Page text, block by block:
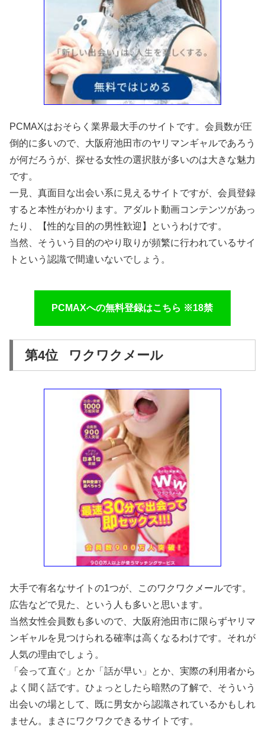
PCMAXはおそらく業界最大手のサイトです。会員数が圧
倒的に多いので、大阪府池田市のヤリマンギャルであろう
が何だろうが、探せる女性の選択肢が多いのは大きな魅力
です。
一見、真面目な出会い系に見えるサイトですが、会員登録
すると本性がわかります。アダルト動画コンテンツがあっ
たり、【性的な目的の男性歓迎】というわけです。
当然、そういう目的のやり取りが頻繁に行われているサイ
トという認識で間違いないでしょう。
PCMAXへの無料登録はこちら ※18禁
第4位 ワクワクメール
大手で有名なサイトの1つが、このワクワクメールです。
広告などで見た、という人も多いと思います。
当然女性会員数も多いので、大阪府池田市に限らずヤリマ
ンギャルを見つけられる確率は高くなるわけです。それが
人気の理由でしょう。
「会って直ぐ」とか「話が早い」とか、実際の利用者から
よく聞く話です。ひょっとしたら暗黙の了解で、そういう
出会いの場として、既に男女から認識されているかもしれ
ません。まさにワクワクできるサイトです。